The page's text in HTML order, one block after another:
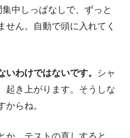
中しっぱなしで、ずっと
せん。自動で頭に入れてく
わけではないです。 シャ
起き上がります。そうしな
らね。
か、テストの直しすると